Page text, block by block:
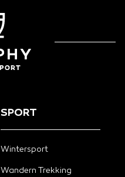
SPORT
Wintersport
Wandern Trekking